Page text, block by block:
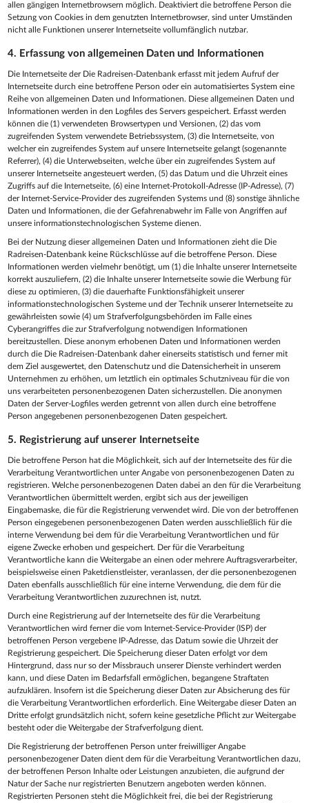
allen gängigen Internetbrowsern möglich. Deaktiviert die betroffene Person die
Setzung von Cookies in dem genutzten Internetbrowser, sind unter Umständen
nicht alle Funktionen unserer Internetseite vollumfänglich nutzbar.
4. Erfassung von allgemeinen Daten und Informationen
Die Internetseite der Die Radreisen-Datenbank erfasst mit jedem Aufruf der
Internetseite durch eine betroffene Person oder ein automatisiertes System eine
Reihe von allgemeinen Daten und Informationen. Diese allgemeinen Daten und
Informationen werden in den Logfiles des Servers gespeichert. Erfasst werden
können die (1) verwendeten Browsertypen und Versionen, (2) das vom
zugreifenden System verwendete Betriebssystem, (3) die Internetseite, von
welcher ein zugreifendes System auf unsere Internetseite gelangt (sogenannte
Referrer), (4) die Unterwebseiten, welche über ein zugreifendes System auf
unserer Internetseite angesteuert werden, (5) das Datum und die Uhrzeit eines
Zugriffs auf die Internetseite, (6) eine Internet-Protokoll-Adresse (IP-Adresse), (7)
der Internet-Service-Provider des zugreifenden Systems und (8) sonstige ähnliche
Daten und Informationen, die der Gefahrenabwehr im Falle von Angriffen auf
unsere informationstechnologischen Systeme dienen.
Bei der Nutzung dieser allgemeinen Daten und Informationen zieht die Die
Radreisen-Datenbank keine Rückschlüsse auf die betroffene Person. Diese
Informationen werden vielmehr benötigt, um (1) die Inhalte unserer Internetseite
korrekt auszuliefern, (2) die Inhalte unserer Internetseite sowie die Werbung für
diese zu optimieren, (3) die dauerhafte Funktionsfähigkeit unserer
informationstechnologischen Systeme und der Technik unserer Internetseite zu
gewährleisten sowie (4) um Strafverfolgungsbehörden im Falle eines
Cyberangriffes die zur Strafverfolgung notwendigen Informationen
bereitzustellen. Diese anonym erhobenen Daten und Informationen werden
durch die Die Radreisen-Datenbank daher einerseits statistisch und ferner mit
dem Ziel ausgewertet, den Datenschutz und die Datensicherheit in unserem
Unternehmen zu erhöhen, um letztlich ein optimales Schutzniveau für die von
uns verarbeiteten personenbezogenen Daten sicherzustellen. Die anonymen
Daten der Server-Logfiles werden getrennt von allen durch eine betroffene
Person angegebenen personenbezogenen Daten gespeichert.
5. Registrierung auf unserer Internetseite
Die betroffene Person hat die Möglichkeit, sich auf der Internetseite des für die
Verarbeitung Verantwortlichen unter Angabe von personenbezogenen Daten zu
registrieren. Welche personenbezogenen Daten dabei an den für die Verarbeitung
Verantwortlichen übermittelt werden, ergibt sich aus der jeweiligen
Eingabemaske, die für die Registrierung verwendet wird. Die von der betroffenen
Person eingegebenen personenbezogenen Daten werden ausschließlich für die
interne Verwendung bei dem für die Verarbeitung Verantwortlichen und für
eigene Zwecke erhoben und gespeichert. Der für die Verarbeitung
Verantwortliche kann die Weitergabe an einen oder mehrere Auftragsverarbeiter,
beispielsweise einen Paketdienstleister, veranlassen, der die personenbezogenen
Daten ebenfalls ausschließlich für eine interne Verwendung, die dem für die
Verarbeitung Verantwortlichen zuzurechnen ist, nutzt.
Durch eine Registrierung auf der Internetseite des für die Verarbeitung
Verantwortlichen wird ferner die vom Internet-Service-Provider (ISP) der
betroffenen Person vergebene IP-Adresse, das Datum sowie die Uhrzeit der
Registrierung gespeichert. Die Speicherung dieser Daten erfolgt vor dem
Hintergrund, dass nur so der Missbrauch unserer Dienste verhindert werden
kann, und diese Daten im Bedarfsfall ermöglichen, begangene Straftaten
aufzuklären. Insofern ist die Speicherung dieser Daten zur Absicherung des für
die Verarbeitung Verantwortlichen erforderlich. Eine Weitergabe dieser Daten an
Dritte erfolgt grundsätzlich nicht, sofern keine gesetzliche Pflicht zur Weitergabe
besteht oder die Weitergabe der Strafverfolgung dient.
Die Registrierung der betroffenen Person unter freiwilliger Angabe
personenbezogener Daten dient dem für die Verarbeitung Verantwortlichen dazu,
der betroffenen Person Inhalte oder Leistungen anzubieten, die aufgrund der
Natur der Sache nur registrierten Benutzern angeboten werden können.
Registrierten Personen steht die Möglichkeit frei, die bei der Registrierung